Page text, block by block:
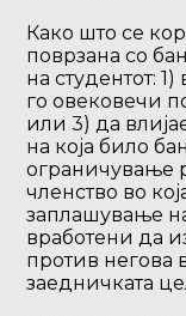
Како што се
поврзана со
на студентот:
го овековечи
или 3) да
на која било
ограничување
членство во
заплашување
вработени да
против негова
заедничката